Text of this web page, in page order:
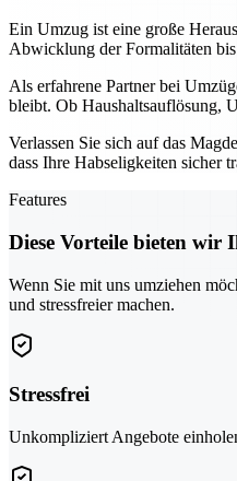
Ein Umzug ist eine große
Abwicklung der Formalitäten
Als erfahrene Partner bei
bleibt. Ob Haushaltsauflösung,
Verlassen Sie sich auf das
dass Ihre Habseligkeiten sicher
Features
Diese Vorteile bieten wir
Wenn Sie mit uns umziehen
und stressfreier machen.
Stressfrei
Unkompliziert Angebote